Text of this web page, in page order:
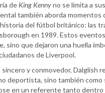
de King Kennyno se limita a
también aborda momentos
historia del fútbol británico: las
en 1989. Estos
sino que dejaron una huella
de Liverpool.
y conmovedor, Dalglish
deportista, sino también como
en un referente tanto dentro